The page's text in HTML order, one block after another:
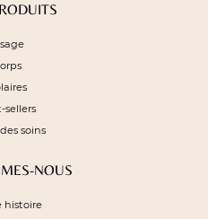
sellers
soins
NOUS
histoire